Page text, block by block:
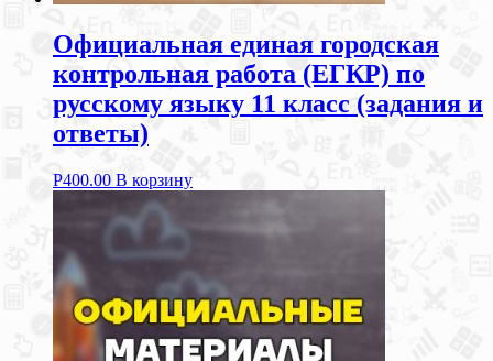
Официальная единая городская
контрольная работа (ЕГКР) по
русскому языку 11 класс (задания и
ответы)
Р400.00 В корзину